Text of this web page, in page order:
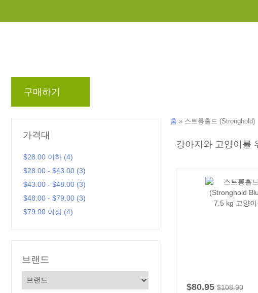
구매하기
가격대
$28.00 이하 (4)
$28.00 - $43.00 (3)
$43.00 - $48.00 (3)
$48.00 - $79.00 (3)
$79.00 이상 (4)
브랜드
홈 » 스트롱홀드 (Stronghold)
강아지와 고양이를
$80.95 $108.90